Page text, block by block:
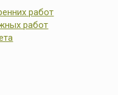
работ
работ